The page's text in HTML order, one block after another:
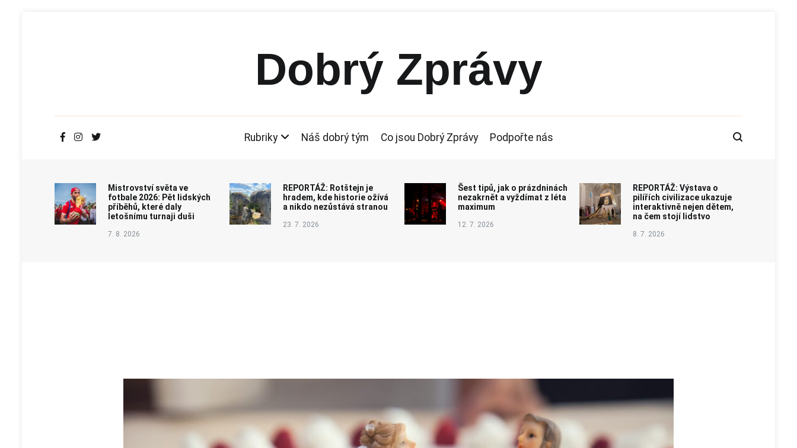
Dobrý Zprávy
Rubriky Náš dobrý tým Co jsou Dobrý Zprávy Podpořte nás
Mistrovství světa ve
fotbale 2026: Pět lidských
příběhů, které daly
letošnímu turnaji duši
7. 8. 2026
REPORTÁŽ: Rotštejn je
hradem, kde historie ožívá
a nikdo nezůstává stranou
23. 7. 2026
Šest tipů, jak o prázdninách
nezakrnět a vyždímat z léta
maximum
12. 7. 2026
REPORTÁŽ: Výstava o
pilířích civilizace ukazuje
interaktivně nejen dětem,
na čem stojí lidstvo
8. 7. 2026